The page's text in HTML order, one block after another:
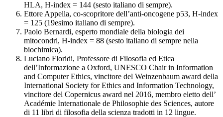
HLA, H-index = 144 (sesto italiano di sempre).
Ettore Appella, co-scopritore dell’anti-oncogene p53, H-index
= 125 (19esimo italiano di sempre).
Paolo Bernardi, esperto mondiale della biologia dei
mitocondri, H-index = 88 (sesto italiano di sempre nella
biochimica).
Luciano Floridi, Professore di Filosofia ed Etica
dell’Informazione a Oxford, UNESCO Chair in Information
and Computer Ethics, vincitore del Weinzenbaum award della
International Society for Ethics and Information Technology,
vincitore del Copernicus award nel 2016, membro eletto dell’
Académie Internationale de Philosophie des Sciences, autore
di 11 libri di filosofia della scienza tradotti in 12 lingue.